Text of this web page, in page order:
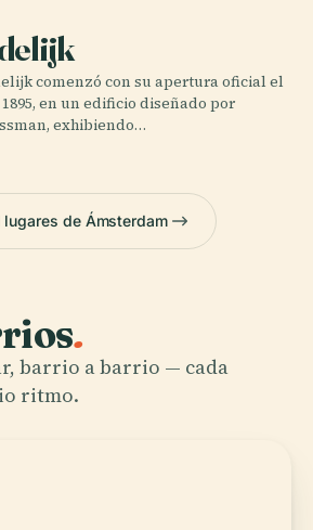
comenzó con su apertura oficial el
en un edificio diseñado por
exhibiendo…
lugares de Ámsterdam
.
barrio a barrio — cada
ritmo.